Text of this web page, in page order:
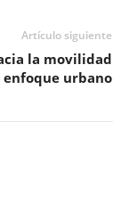
Artículo siguiente
la movilidad
urbano